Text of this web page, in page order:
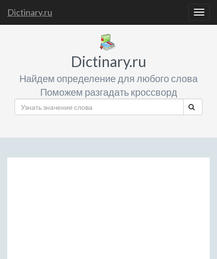
Dictinary.ru
Dictinary.ru
Найдем определение для любого слова
Поможем разгадать кроссворд